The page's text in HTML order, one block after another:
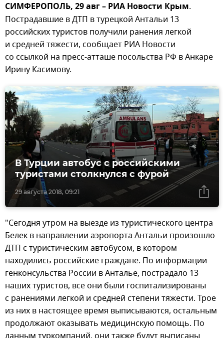
СИМФЕРОПОЛЬ, 29 авг – РИА Новости Крым.
Пострадавшие в ДТП в турецкой Антальи 13
российских туристов получили ранения легкой
и средней тяжести, сообщает РИА Новости
со ссылкой на пресс-атташе посольства РФ в Анкаре
Ирину Касимову.
29 августа 2018, 09:21
В Турции автобус с российскими
туристами столкнулся с фурой
"Сегодня утром на выезде из туристического центра
Белек в направлении аэропорта Антальи произошло
ДТП с туристическим автобусом, в котором
находились российские граждане. По информации
генконсульства России в Анталье, пострадало 13
наших туристов, все они были госпитализированы
с ранениями легкой и средней степени тяжести. Трое
из них в настоящее время выписываются, остальным
продолжают оказывать медицинскую помощь. По